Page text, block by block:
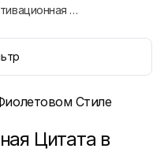
Мотивационная Цитата в Фиолетовом Стиле
Цитата в